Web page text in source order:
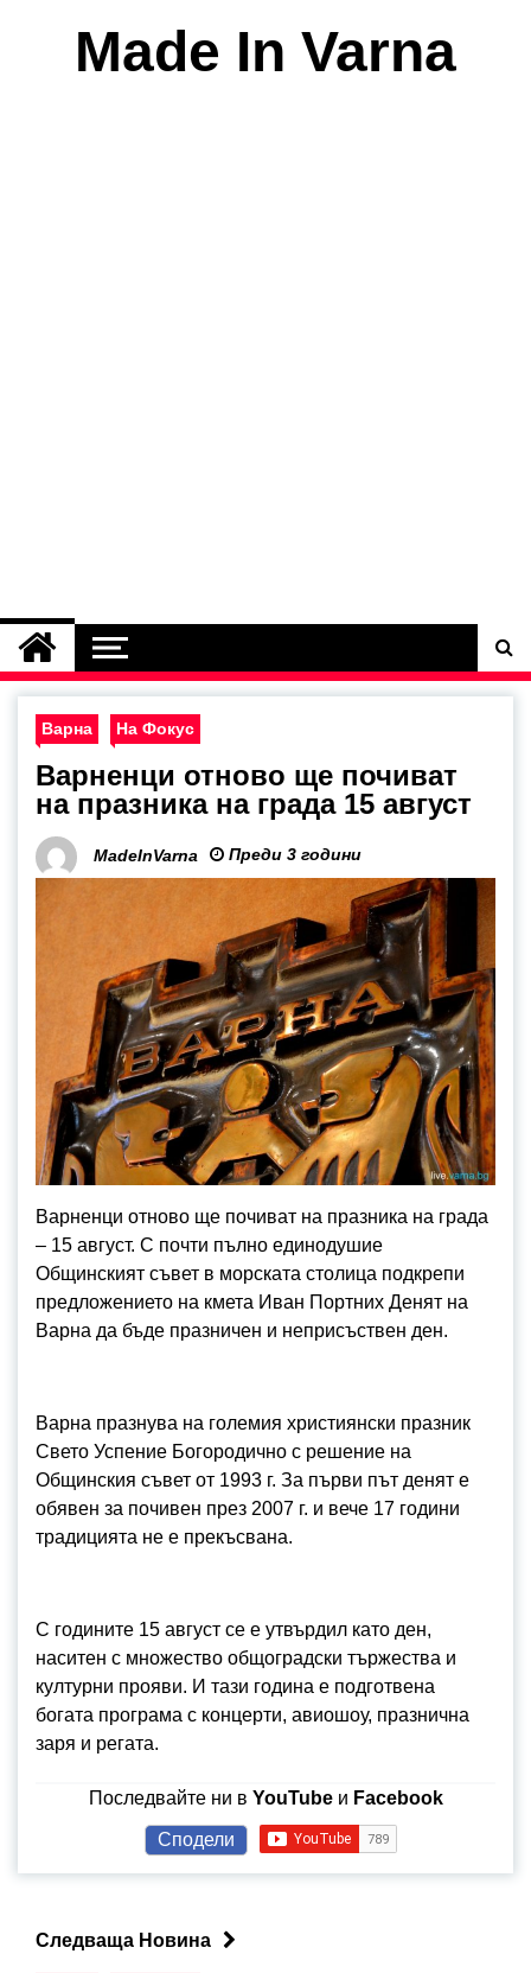
Made In Varna
Варна На Фокус
Варненци отново ще почиват
на празника на града 15 август
MadeInVarna Преди 3 години
Варненци отново ще почиват на празника на града
– 15 август. С почти пълно единодушие
Общинският съвет в морската столица подкрепи
предложението на кмета Иван Портних Денят на
Варна да бъде празничен и неприсъствен ден.
Варна празнува на големия християнски празник
Свето Успение Богородично с решение на
Общинския съвет от 1993 г. За първи път денят е
обявен за почивен през 2007 г. и вече 17 години
традицията не е прекъсвана.
С годините 15 август се е утвърдил като ден,
наситен с множество общоградски тържества и
културни прояви. И тази година е подготвена
богата програма с концерти, авиошоу, празнична
заря и регата.
Последвайте ни в YouTubeи Facebook
Сподели
Следваща Новина